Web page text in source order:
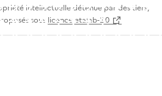
intellectuelle détenue par des tiers,
sous licence etalab-2.0